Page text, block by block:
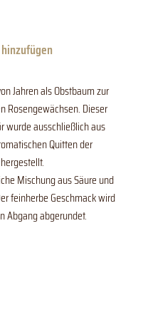
Jahren als Obstbaum zur
Rosengewächsen. Dieser
wurde ausschließlich aus
Quitten der
Mischung aus Säure und
feinherbe Geschmack wird
Abgang abgerundet.